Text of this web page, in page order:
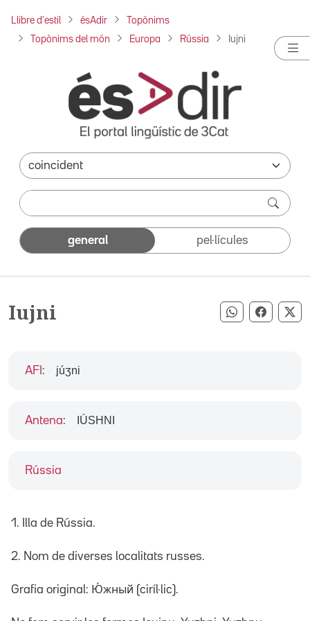
Llibre d'estil ésAdir Topònims
Topònims del món Europa Rússia Iujni
general pel·lícules
Iujni Compartir
Rússia
AFI : júʒni
Antena: IÚSHNI
1. Illa de Rússia.
2. Nom de diverses localitats russes.
Grafia original: Ю́жный (ciríl·lic).